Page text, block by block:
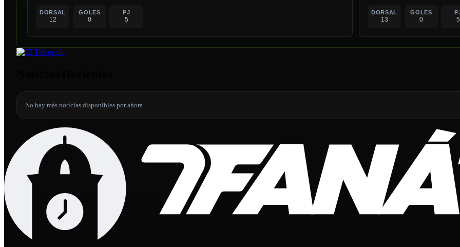
DORSAL
12
GOLES
0
PJ
5
DORSAL
13
GOLES
0 5
No hay más noticias disponibles por ahora.